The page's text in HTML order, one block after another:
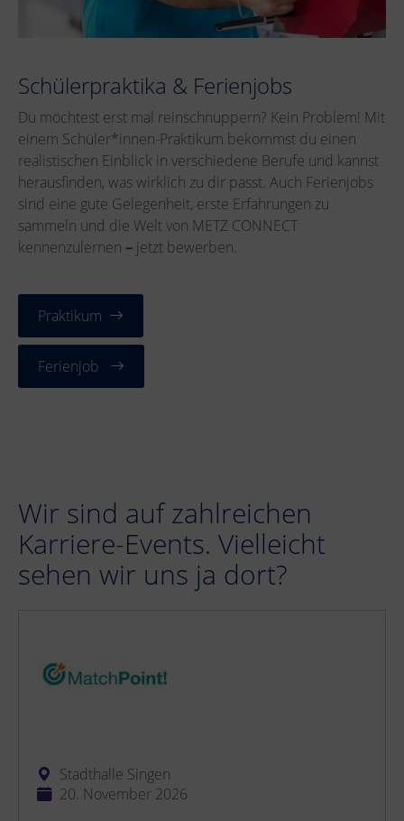
Schülerpraktika & Ferienjobs
Du möchtest erst mal reinschnuppern? Kein Problem! Mit
einem Schüler*innen-Praktikum bekommst du einen
realistischen Einblick in verschiedene Berufe und kannst
herausfinden, was wirklich zu dir passt. Auch Ferienjobs
sind eine gute Gelegenheit, erste Erfahrungen zu
sammeln und die Welt von METZ CONNECT
kennenzulernen – jetzt bewerben.
Praktikum
Ferienjob
Wir sind auf zahlreichen
Karriere-Events. Vielleicht
sehen wir uns ja dort?
Stadthalle Singen
20. November 2026